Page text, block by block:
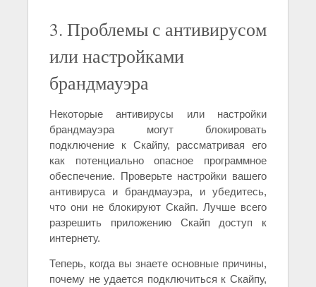
3. Проблемы с антивирусом
или настройками
брандмауэра
Некоторые антивирусы или настройки
брандмауэра могут блокировать
подключение к Скайпу, рассматривая его
как потенциально опасное программное
обеспечение. Проверьте настройки вашего
антивируса и брандмауэра, и убедитесь,
что они не блокируют Скайп. Лучше всего
разрешить приложению Скайп доступ к
интернету.
Теперь, когда вы знаете основные причины,
почему не удается подключиться к Скайпу,